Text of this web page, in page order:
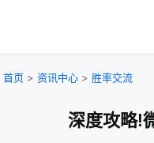
首页 > 资讯中心 > 胜率交流
深度攻略!